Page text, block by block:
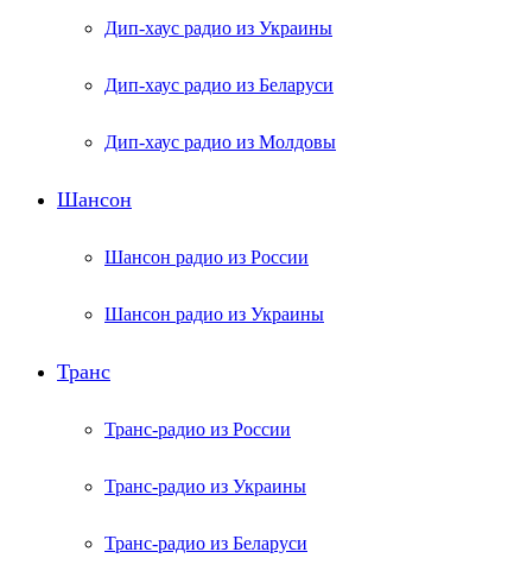
Дип-хаус радио из Украины
Дип-хаус радио из Беларуси
Дип-хаус радио из Молдовы
Шансон
Шансон радио из России
Шансон радио из Украины
Транс
Транс-радио из России
Транс-радио из Украины
Транс-радио из Беларуси